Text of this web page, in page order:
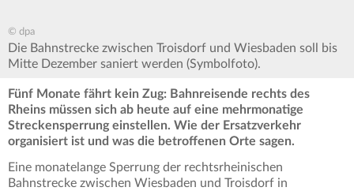
© dpa
Die Bahnstrecke zwischen Troisdorf und Wiesbaden soll bis
Mitte Dezember saniert werden (Symbolfoto).
Fünf Monate fährt kein Zug: Bahnreisende rechts des
Rheins müssen sich ab heute auf eine mehrmonatige
Streckensperrung einstellen. Wie der Ersatzverkehr
organisiert ist und was die betroffenen Orte sagen.
Eine monatelange Sperrung der rechtsrheinischen
Bahnstrecke zwischen Wiesbaden und Troisdorf in